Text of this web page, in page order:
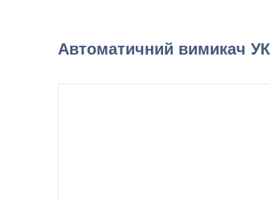
Автоматичний вимикач